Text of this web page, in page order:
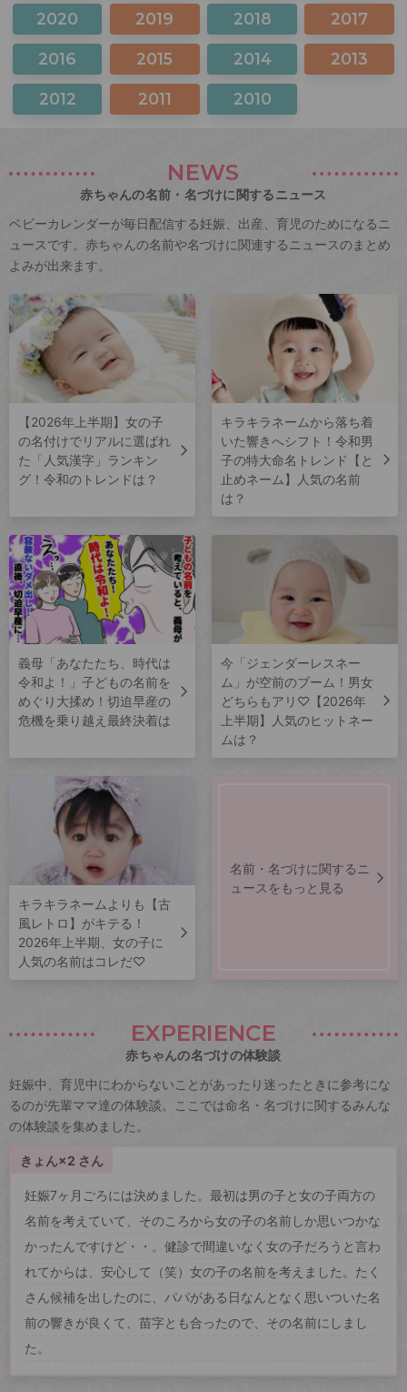
2020 2019 2018 2017
2016 2015 2014 2013
2012 2011 2010
NEWS
赤ちゃんの名前・名づけに関するニュース
ベビーカレンダーが毎日配信する妊娠、出産、育児のためになるニ
ュースです。赤ちゃんの名前や名づけに関連するニュースのまとめ
よみが出来ます。
【2026年上半期】女の子
の名付けでリアルに選ばれ
た「人気漢字」ランキン
グ！令和のトレンドは？
キラキラネームから落ち着
いた響きへシフト！令和男
子の特大命名トレンド【と
止めネーム】人気の名前
は？
義母「あなたたち、時代は
令和よ！」子どもの名前を
めぐり大揉め！切迫早産の
危機を乗り越え最終決着は
今「ジェンダーレスネー
ム」が空前のブーム！男女
どちらもアリ♡【2026年
上半期】人気のヒットネー
ムは？
キラキラネームよりも【古
風レトロ】がキテる！
2026年上半期、女の子に
人気の名前はコレだ♡
名前・名づけに関するニ
ュースをもっと見る
EXPERIENCE
赤ちゃんの名づけの体験談
妊娠中、育児中にわからないことがあったり迷ったときに参考にな
るのが先輩ママ達の体験談。ここでは命名・名づけに関するみんな
の体験談を集めました。
きょん×2 さん
妊娠7ヶ月ごろには決めました。最初は男の子と女の子両方の
名前を考えていて、そのころから女の子の名前しか思いつかな
かったんですけど・・。健診で間違いなく女の子だろうと言わ
れてからは、安心して（笑）女の子の名前を考えました。たく
さん候補を出したのに、パパがある日なんとなく思いついた名
前の響きが良くて、苗字とも合ったので、その名前にしまし
た。